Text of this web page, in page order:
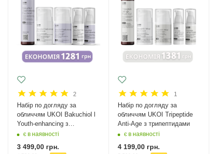
2
Набір по догляду за
обличчям UKOI Bakuchiol l
Youth-enhancing з
бакучіолом
є в наявності
3 499,00 грн.
1
Набір по догляду за
обличчям UKOI Tripeptide
Anti-Age з трипептидами
є в наявності
4 199,00грн.